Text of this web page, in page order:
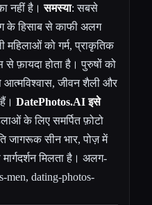
नहीं है।समस्या: सबसे
के हिसाब से काफी अलग
महिलाओं को गर्म, प्राकृतिक
फ़ायदा होता है। पुरुषों को
आत्मविश्वास, जीवन शैली और
DatePhotos.AI इसे
के लिए समर्पित फ़ोटो
जागरूक सीन भार, पोज़ में
मिलता है। अलग-
men, dating-photos-